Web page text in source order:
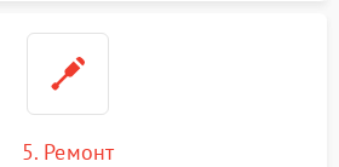
5. Ремонт